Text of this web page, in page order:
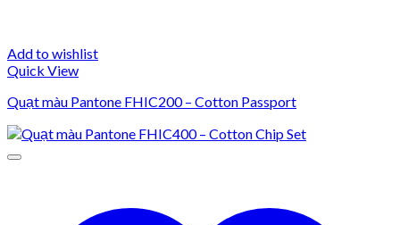
Add to wishlist
Quick View
Quạt màu Pantone FHIC200 – Cotton Passport